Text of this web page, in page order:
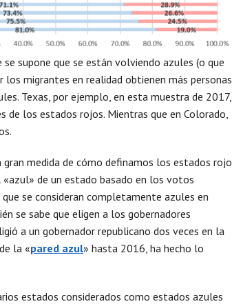
supone que se están volviendo azules (o que
migrantes en realidad obtienen más personas
Texas, por ejemplo, en esta muestra de 2017,
de los estados rojos. Mientras que en Colorado,
medida de cómo definamos los estados rojo
«azul» de un estado basado en los votos
se consideran completamente azules en
se sabe que eligen a los gobernadores
a un gobernador republicano dos veces en la
la «pared azul» hasta 2016, ha hecho lo
estados considerados como estados azules